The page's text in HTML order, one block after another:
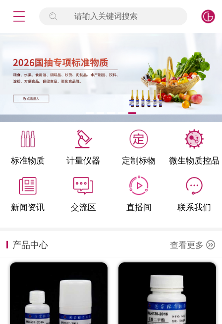
请输入关键词搜索
标准物质 计量仪器 定制标物 微生物质控品
新闻资讯 交流区 直播间 联系我们
产品中心 查看更多
标准物质
产品专项
微生物检测/质控品
定制标物
定制仪器
新闻资讯
公司主页